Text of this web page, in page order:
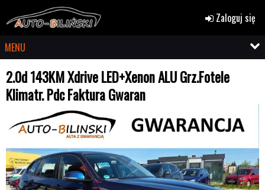
Zaloguj się
MENU
2.0d 143KM Xdrive LED+Xenon ALU Grz.Fotele
Klimatr. Pdc Faktura Gwaran